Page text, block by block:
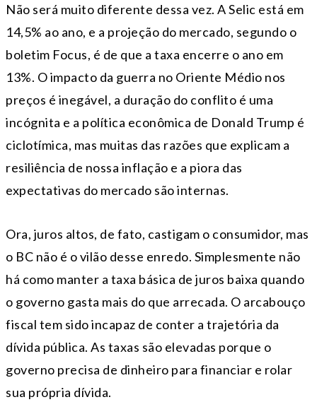
Não será muito diferente dessa vez. A Selic está em
14,5% ao ano, e a projeção do mercado, segundo o
boletim Focus, é de que a taxa encerre o ano em
13%. O impacto da guerra no Oriente Médio nos
preços é inegável, a duração do conflito é uma
incógnita e a política econômica de Donald Trump é
ciclotímica, mas muitas das razões que explicam a
resiliência de nossa inflação e a piora das
expectativas do mercado são internas.
Ora, juros altos, de fato, castigam o consumidor, mas
o BC não é o vilão desse enredo. Simplesmente não
há como manter a taxa básica de juros baixa quando
o governo gasta mais do que arrecada. O arcabouço
fiscal tem sido incapaz de conter a trajetória da
dívida pública. As taxas são elevadas porque o
governo precisa de dinheiro para financiar e rolar
sua própria dívida.